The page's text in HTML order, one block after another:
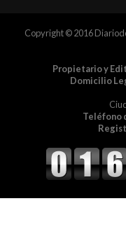
Copyright © 2016
Propietario y
Domicilio
Teléfono